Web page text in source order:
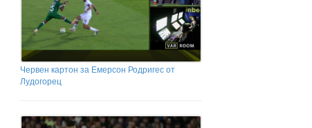
Червен картон за Емерсон Родригес от
Лудогорец